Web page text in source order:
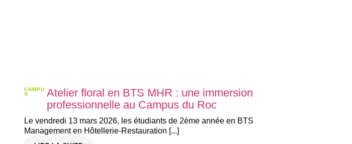
CAMPU
S
Atelier floral en BTS MHR : une immersion
professionnelle au Campus du Roc
Le vendredi 13 mars 2026, les étudiants de 2ème année en BTS
Management en Hôtellerie-Restauration [...]